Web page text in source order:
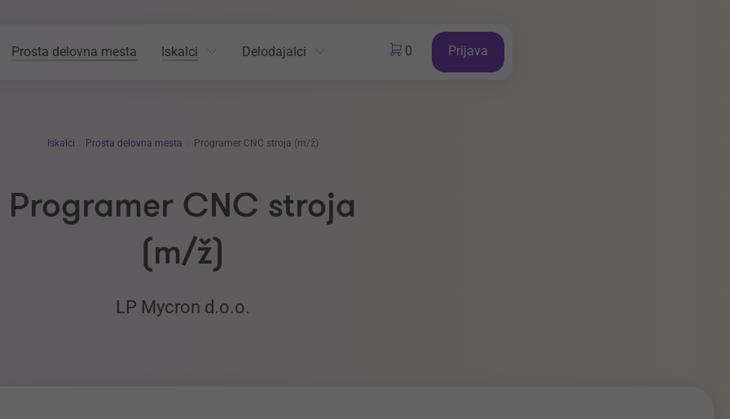
Prosta delovna mesta Iskalci Delodajalci 0 Prijava
Iskalci Prosta delovna mesta Programer CNC stroja (m/ž)
Programer CNC stroja
(m/ž)
LP Mycron d.o.o.